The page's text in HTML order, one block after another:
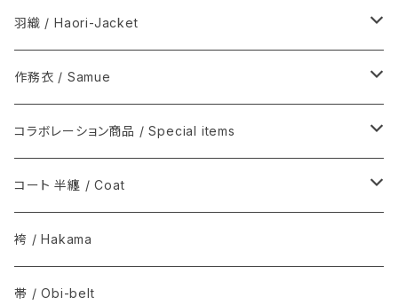
シルク / Silk
シルクウール, ウール / Silk-wool, Wool
夏きもの / Summer kimono
その他 / Others
新着商品 / New items
伊藤若冲シリーズ / Ito Jakuchu
その他 / Others
羽織 / Haori-Jacket
木綿(片貝木綿ほか) / Cotton
シルク / Silk
シルクウール, ウール / Silk-wool, Wool
その他 / Others
作務衣 / Samue
ウール / Wool
ウールシルク / Wool-Silk
アルパカ / Alpaca
コラボレーション商品 / Special items
T-KIMONO / ティー キモノ
Graphpaper / グラフペーパー
The Inoue Brothers...
コート 半纏 / Coat
火消コート / 半纏
Norwegian Rain / ノルウェージャン レイン
袴 / Hakama
帯 / Obi-belt